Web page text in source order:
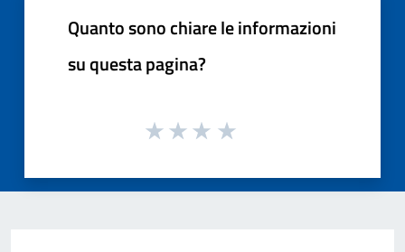
Quanto sono chiare le informazioni
su questa pagina?